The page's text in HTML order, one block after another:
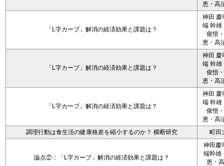
恵・高
「L字カーブ」解消の経済効果と課題は？
神田 慶
端 幹雄
俊悟
恵・高
「L字カーブ」解消の経済効果と課題は？
神田 慶
端 幹雄
俊悟
恵・高
「L字カーブ」解消の経済効果と課題は？
神田 慶
端 幹雄
俊悟
恵・高
調理行動は食生活の健康格差を縮小するのか？ 横断研究
町田
論点②：「L字カーブ」解消の経済効果と課題は？
神田慶
端幹雄
恵・